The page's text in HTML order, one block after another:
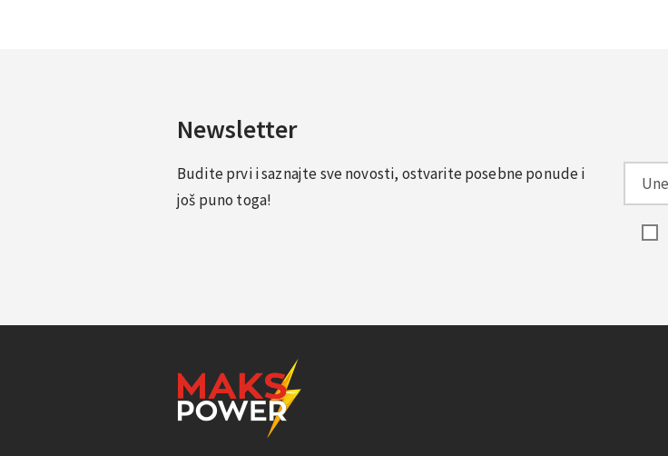
Newsletter
Budite prvi i saznajte sve novosti, ostvarite posebne ponude i
još puno toga!